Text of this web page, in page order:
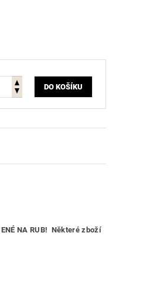
NA RUB! Některé zboží